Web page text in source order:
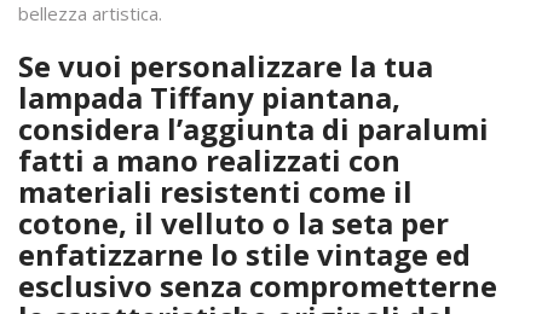
bellezza artistica.
Se vuoi personalizzare la tua
lampada Tiffany piantana,
considera l’aggiunta di paralumi
fatti a mano realizzati con
materiali resistenti come il
cotone, il velluto o la seta per
enfatizzarne lo stile vintage ed
esclusivo senza comprometterne